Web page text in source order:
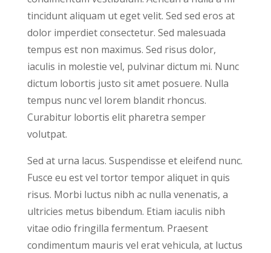
tincidunt aliquam ut eget velit. Sed sed eros at
dolor imperdiet consectetur. Sed malesuada
tempus est non maximus. Sed risus dolor,
iaculis in molestie vel, pulvinar dictum mi. Nunc
dictum lobortis justo sit amet posuere. Nulla
tempus nunc vel lorem blandit rhoncus.
Curabitur lobortis elit pharetra semper
volutpat.
Sed at urna lacus. Suspendisse et eleifend nunc.
Fusce eu est vel tortor tempor aliquet in quis
risus. Morbi luctus nibh ac nulla venenatis, a
ultricies metus bibendum. Etiam iaculis nibh
vitae odio fringilla fermentum. Praesent
condimentum mauris vel erat vehicula, at luctus